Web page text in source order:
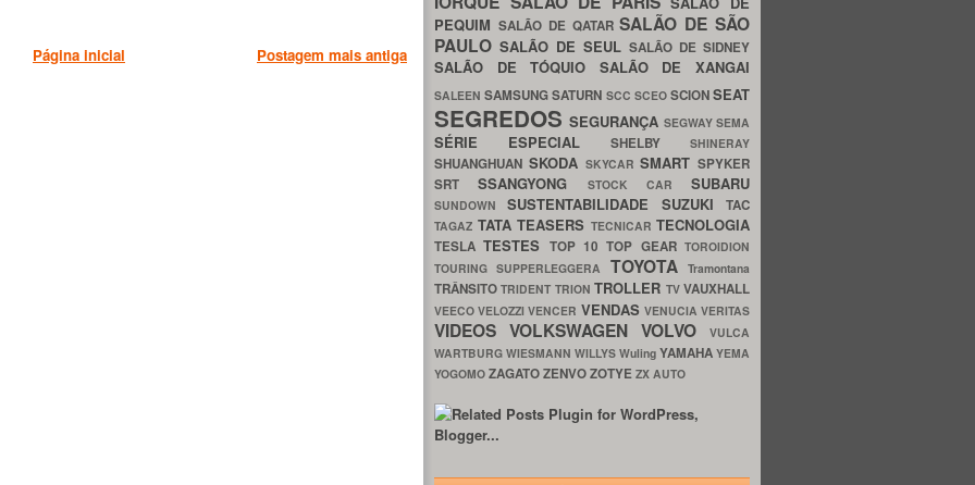
Postagem mais antiga
Página inicial
PEQUIM SALÃO DE QATARSALÃO DE SÃO
PAULO SALÃO DE SEUL SALÃO DE SIDNEY
SALÃO DE TÓQUIO SALÃO DE XANGAI
SALEENSAMSUNGSATURN SCC SCEO SCIONSEAT
SEGREDOSSEGURANÇA SEGWAYSEMA
SÉRIE ESPECIAL SHELBY SHINERAY
SHUANGHUAN SKODA SKYCARSMART SPYKER
SRTSSANGYONG STOCK CAR SUBARU
SUNDOWNSUSTENTABILIDADE SUZUKITAC
TAGAZ TATA TEASERS TECNICAR TECNOLOGIA
TESLATESTES TOP 10TOP GEARTOROIDION
TOURING SUPPERLEGGERA TOYOTATramontana
TRÂNSITOTRIDENT TRIONTROLLER TVVAUXHALL
VEECOVELOZZIVENCER VENDAS VENUCIAVERITAS
VIDEOS VOLKSWAGEN VOLVO
VULCA
WARTBURG WIESMANN WILLYS Wuling YAMAHA YEMA
YOGOMO ZAGATOZENVOZOTYE ZX AUTO